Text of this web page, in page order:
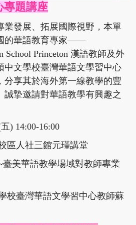
專題講座
業發展、拓展國際視野，本單
的華語教育專家——
School Princeton 漢語教師及外
中文學校臺灣華語文學習中心
分享其於海外第一線教學的豐
誠摯邀請對華語教學有興趣之
) 14:00-16:00
區人社三館元瑾講堂
美華語教學場域對教師專業
校臺灣華語文學習中心教師蘇